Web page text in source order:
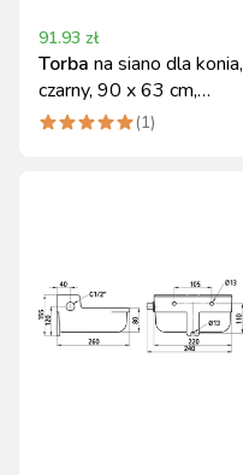
91.93 zł
Torba na siano dla konia,
czarny, 90 x 63 cm,
Kerbl
(1)